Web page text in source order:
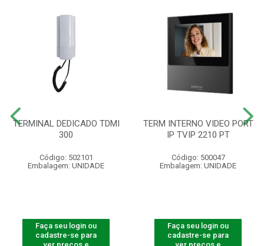
TERMINAL DEDICADO TDMI
300
Código: 502101
Embalagem: UNIDADE
Faça seu login ou
cadastre-se para
TERM INTERNO VIDEO PORT
IP TVIP 2210 PT
Código: 500047
Embalagem: UNIDADE
Faça seu login ou
cadastre-se para